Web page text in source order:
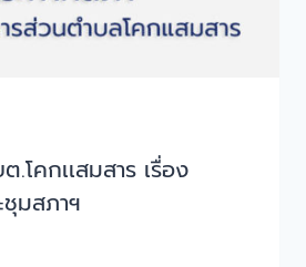
.โคกเเสมสาร เรื่อง
มสภาฯ